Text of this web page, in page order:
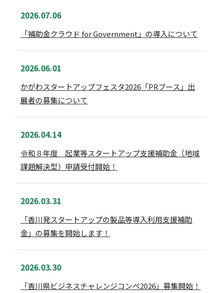
2026.07.06
「補助金クラウド for Government」の導入について
2026.06.01
かがわスタートアップフェスタ2026「PRブース」出
展者の募集について
2026.04.14
令和８年度 起業等スタートアップ支援補助金（地域
課題解決型）申請受付開始！
2026.03.31
「香川発スタートアップの製品等導入利用支援補助
金」の募集を開始します！
2026.03.30
「香川県ビジネスチャレンジコンペ2026」募集開始！